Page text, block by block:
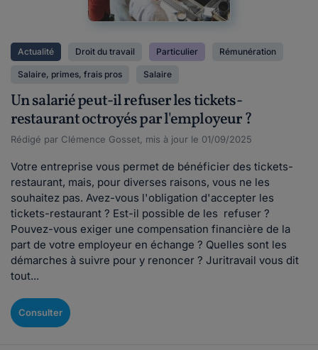
Actualité Droit du travail Particulier Rémunération
Salaire, primes, frais pros Salaire
Un salarié peut-il refuser les tickets-
restaurant octroyés par l'employeur ?
Rédigé par Clémence Gosset, mis à jour le 01/09/2025
Votre entreprise vous permet de bénéficier des tickets-
restaurant, mais, pour diverses raisons, vous ne les
souhaitez pas. Avez-vous l'obligation d'accepter les
tickets-restaurant ? Est-il possible de les refuser ?
Pouvez-vous exiger une compensation financière de la
part de votre employeur en échange ? Quelles sont les
démarches à suivre pour y renoncer ? Juritravail vous dit
tout...
Consulter